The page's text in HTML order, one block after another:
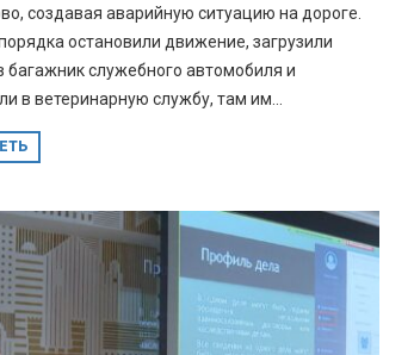
создавая аварийную ситуацию на дороге.
остановили движение, загрузили
багажник служебного автомобиля и
в ветеринарную службу, там им...